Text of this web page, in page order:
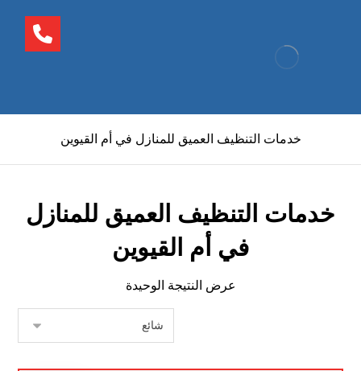
خدمات التنظيف العميق للمنازل في أم القيوين
خدمات التنظيف العميق للمنازل
في أم القيوين
عرض النتيجة الوحيدة